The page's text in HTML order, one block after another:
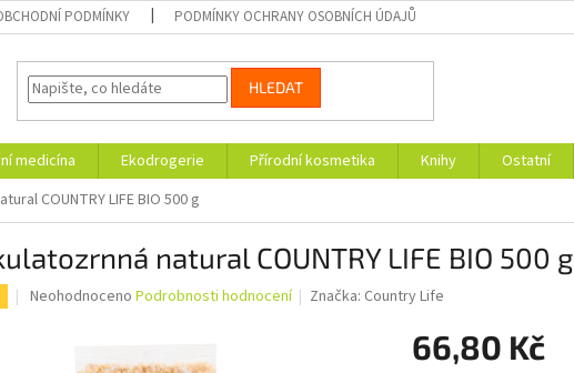
PODMÍNKY PODMÍNKY OCHRANY OSOBNÍCH ÚDAJŮ
HLEDAT
medicína Ekodrogerie Přírodní kosmetika Knihy Ostatní
COUNTRY LIFE BIO 500 g
natural COUNTRY LIFE BIO 500 g
Průměrné
Neohodnoceno Podrobnosti hodnocení Značka: Country Life
66,80 Kč